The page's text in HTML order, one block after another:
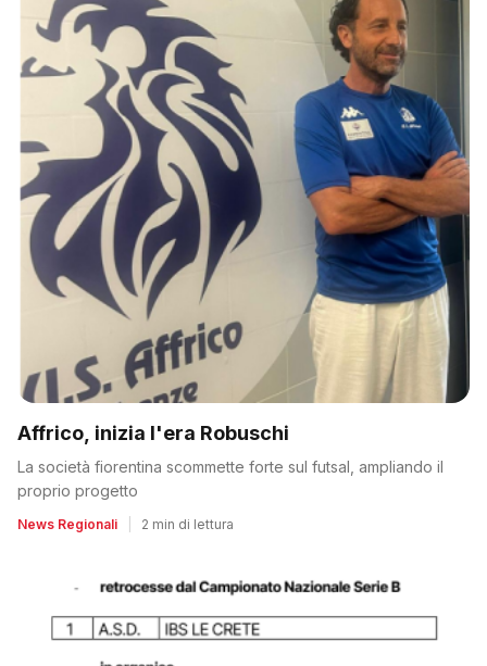
Affrico, inizia l'era Robuschi
La società fiorentina scommette forte sul futsal, ampliando il
proprio progetto
News Regionali 2 min di lettura